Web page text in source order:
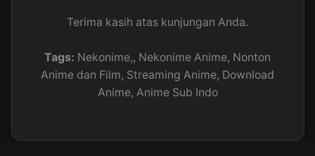
Terima kasih atas kunjungan Anda.
Tags: Nekonime,, Nekonime Anime, Nonton
Anime dan Film, Streaming Anime, Download
Anime, Anime Sub Indo